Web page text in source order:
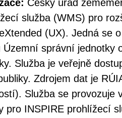
Český úřad
služba (WMS) pro
(UX). Jedná se
Územní správní jednotky
Služba je veřejně
Zdrojem dat je
Služba se provozuje
pro INSPIRE prohlížecí